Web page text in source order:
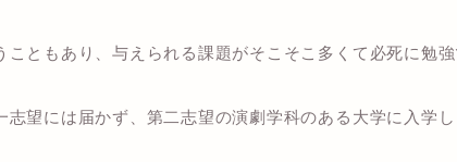
こともあり、与えられる課題がそこそこ多くて必死に勉強
志望には届かず、第二志望の演劇学科のある大学に入学し